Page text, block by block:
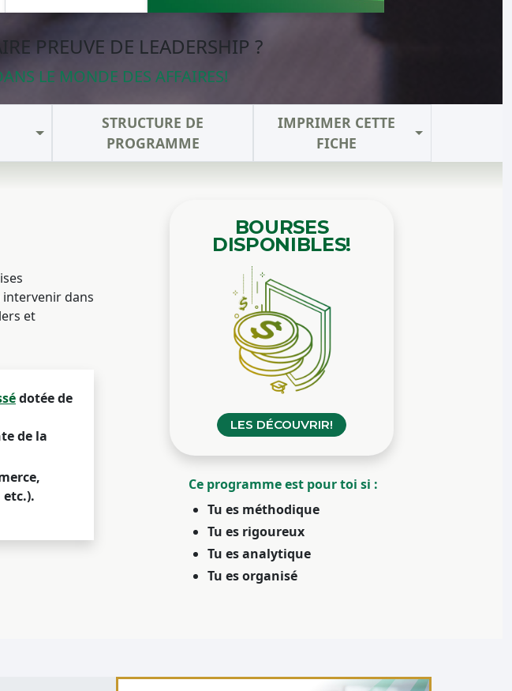
PREUVE DE LEADERSHIP ?
LE MONDE DES AFFAIRES!
STRUCTURE DE
PROGRAMME
IMPRIMER CETTE
FICHE
dans
et
dotée de
de la
BOURSES
DISPONIBLES!
LES DÉCOUVRIR!
Ce programme est pour toi si :
Tu es méthodique
Tu es rigoureux
Tu es analytique
Tu es organisé